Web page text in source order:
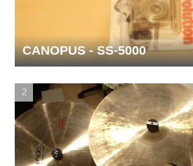
CANOPUS - SS-5000